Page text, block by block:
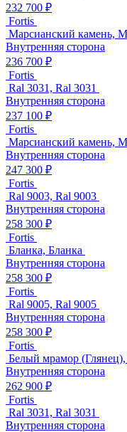
232 700 ₽
Fortis
Марсианский камень,
Внутренняя сторона
236 700 ₽
Fortis
Ral 3031, Ral 3031
Внутренняя сторона
237 100 ₽
Fortis
Марсианский камень,
Внутренняя сторона
247 300 ₽
Fortis
Ral 9003, Ral 9003
Внутренняя сторона
258 300 ₽
Fortis
Бланка, Бланка
Внутренняя сторона
258 300 ₽
Fortis
Ral 9005, Ral 9005
Внутренняя сторона
258 300 ₽
Fortis
Белый мрамор
Внутренняя сторона
262 900 ₽
Fortis
Ral 3031, Ral 3031
Внутренняя сторона